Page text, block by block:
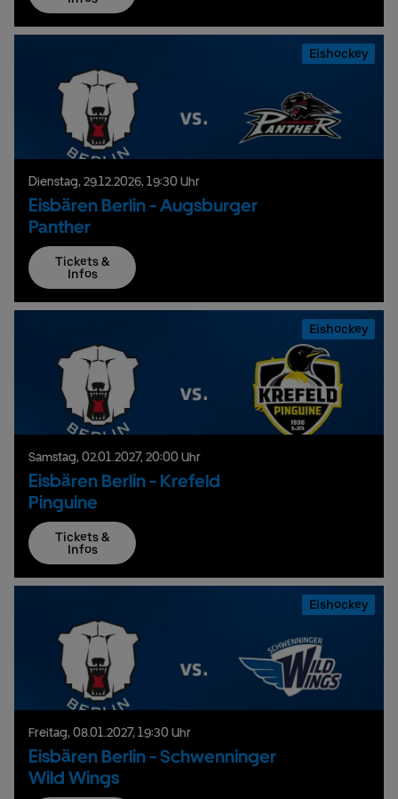
Eishockey
Dienstag, 29.12.2026, 19:30 Uhr
Eisbären Berlin - Augsburger
Panther
Tickets &
Infos
Eishockey
Samstag, 02.01.2027, 20:00 Uhr
Eisbären Berlin - Krefeld
Pinguine
Tickets &
Infos
Eishockey
Freitag, 08.01.2027, 19:30 Uhr
Eisbären Berlin - Schwenninger
Wild Wings